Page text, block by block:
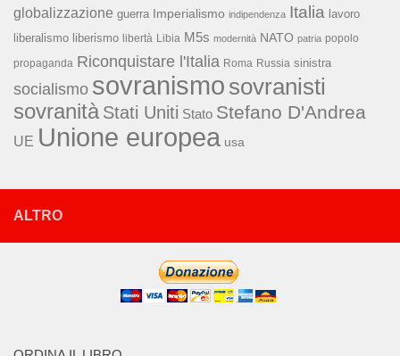
globalizzazione guerra Imperialismo indipendenza Italia lavoro
liberalismo liberismo libertà Libia M5s modernità NATO patria popolo
propaganda Riconquistare l'Italia Roma Russia sinistra
socialismo sovranismo sovranisti
sovranità Stati Uniti Stato Stefano D'Andrea
UE Unione europea usa
ALTRO